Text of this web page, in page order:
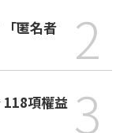
匿名者
2
3